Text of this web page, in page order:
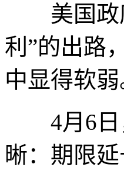
美国政府
利”的出路
中显得软弱
4月6日，
晰：期限